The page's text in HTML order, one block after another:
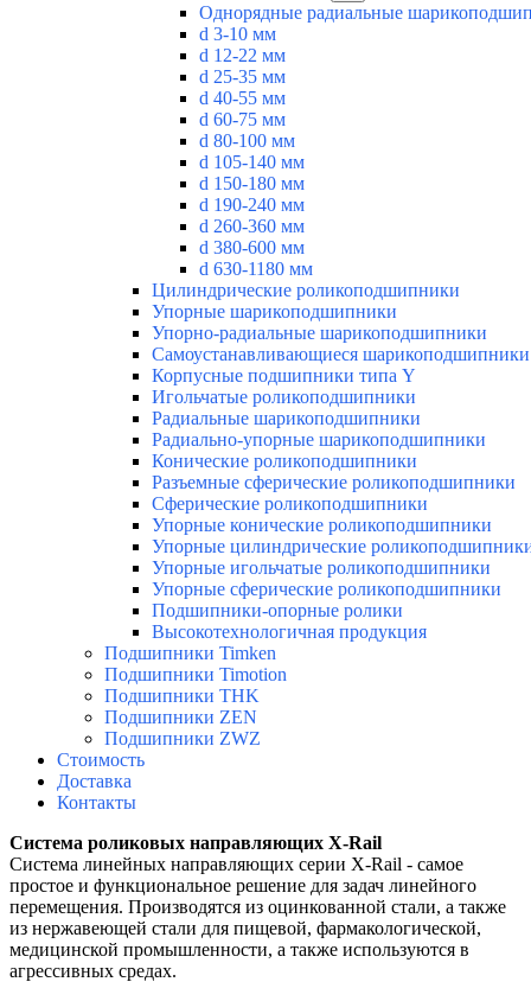
Однорядные радиальные
d 3-10 мм
d 12-22 мм
d 25-35 мм
d 40-55 мм
d 60-75 мм
d 80-100 мм
d 105-140 мм
d 150-180 мм
d 190-240 мм
d 260-360 мм
d 380-600 мм
d 630-1180 мм
Цилиндрические роликоподшипники
Упорные шарикоподшипники
Упорно-радиальные шарикоподшипники
Самоустанавливающиеся шарикоподшипники
Корпусные подшипники типа Y
Игольчатые роликоподшипники
Радиальные шарикоподшипники
Радиально-упорные шарикоподшипники
Конические роликоподшипники
Разъемные сферические роликоподшипники
Сферические роликоподшипники
Упорные конические роликоподшипники
Упорные цилиндрические
Упорные игольчатые роликоподшипники
Упорные сферические роликоподшипники
Подшипники-опорные ролики
Высокотехнологичная продукция
Подшипники Timken
Подшипники Timotion
Подшипники THK
Подшипники ZEN
Подшипники ZWZ
Стоимость
Доставка
Контакты
Система роликовых направляющих X-Rail
Система линейных направляющих серии X-Rail - самое
простое и функциональное решение для задач линейного
перемещения. Производятся из оцинкованной стали, а также
из нержавеющей стали для пищевой, фармакологической,
медицинской промышленности, а также используются в
агрессивных средах.